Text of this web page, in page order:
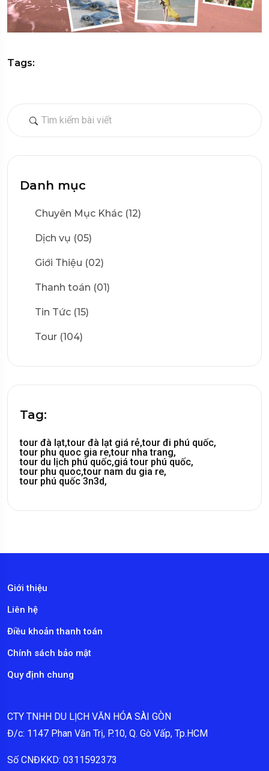
Danh mục
Chuyên Mục Khác (12)
Dịch vụ (05)
Giới Thiệu (02)
Thanh toán (01)
Tin Tức (15)
Tour (104)
Tag:
tour đà lạt,tour đà lạt giá rẻ,tour đi phú quốc,
tour phu quoc gia re,tour nha trang,
tour du lịch phú quốc,giá tour phú quốc,
tour phu quoc,tour nam du gia re,
tour phú quốc 3n3d,
Tags:
Giới thiệu
Liên hệ
Điều khoản thanh toán
Chính sách bảo mật
Quy định chung
CTY TNHH DU LỊCH VĂN HÓA SÀI GÒN
Đ/c: 1147 Phan Văn Trị, P.10, Q. Gò Vấp, Tp.HCM
Số CNĐKKD: 0311592373